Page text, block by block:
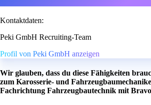
Kontaktdaten:
Peki GmbH Recruiting-Team
Profil von Peki GmbH anzeigen
Wir glauben, dass du diese Fähigkeiten
zum Karosserie- und
Fachrichtung Fahrzeugbautechnik mit